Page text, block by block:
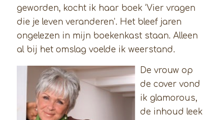
geworden, kocht ik haar boek ‘Vier vragen
die je leven veranderen’. Het bleef jaren
ongelezen in mijn boekenkast staan. Alleen
al bij het omslag voelde ik weerstand.
De vrouw op
de cover vond
ik glamorous,
de inhoud leek